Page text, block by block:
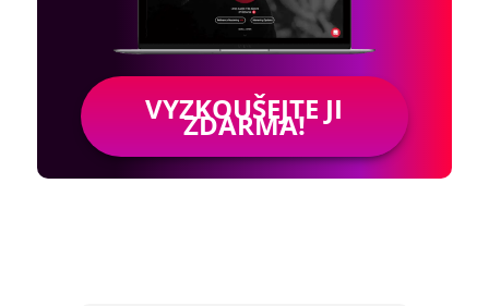
VYZKOUŠEJTE JI
ZDARMA!